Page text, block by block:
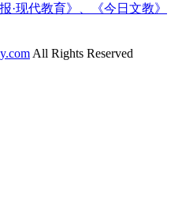
·现代教育》、《今日文教》
All Rights Reserved